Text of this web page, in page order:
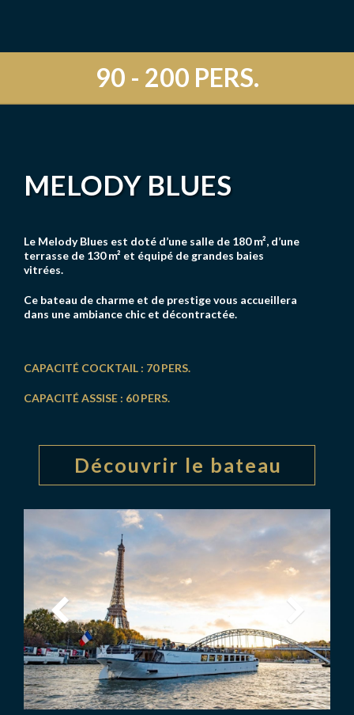
90 - 200 PERS.
MELODY BLUES
Le Melody Blues est doté d’une salle de 180 m², d’une
terrasse de 130 m² et équipé de grandes baies
vitrées.
Ce bateau de charme et de prestige vous accueillera
dans une ambiance chic et décontractée.
CAPACITÉ COCKTAIL : 70 PERS.
CAPACITÉ ASSISE : 60 PERS.
Découvrir le bateau